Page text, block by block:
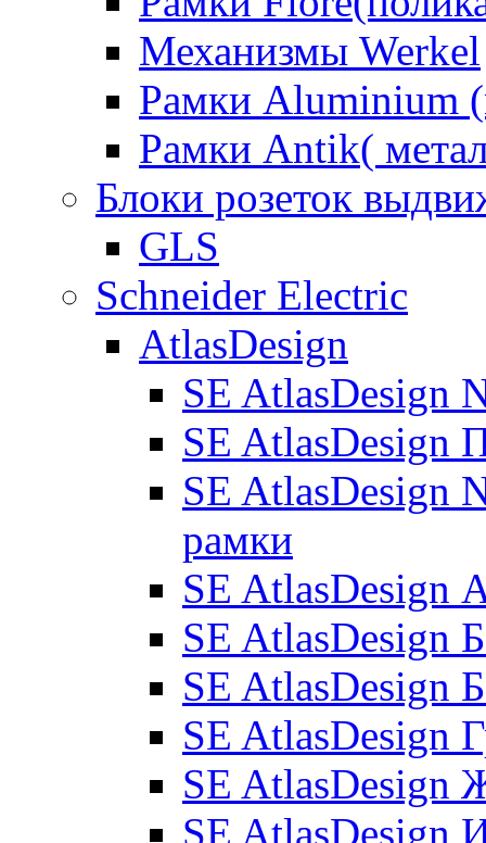
Механизмы Werkel
Рамки Aluminium
Рамки Antik(
Блоки розеток
GLS
Schneider Electric
AtlasDesign
SE AtlasDesign
SE AtlasDesign
SE AtlasDesign
рамки
SE AtlasDesign
SE AtlasDesign
SE AtlasDesign
SE AtlasDesign
SE AtlasDesign
SE AtlasDesign